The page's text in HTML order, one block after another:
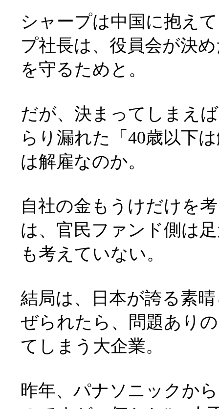
シャープは中国に抱え
プ社長は、役員会が決
を守るためと。
だが、決まってしまえ
らり漏れた「40歳以下
は解雇なのか。
自社の金もうけだけを
は、官民ファンド側は
も考えていない。
結局は、日本が誇る素
ぜられたら、問題あり
てしまう大企業。
昨年、パナソニックか